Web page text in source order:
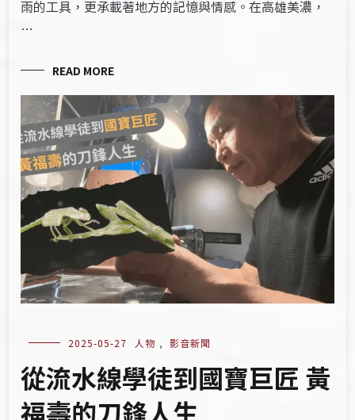
雨的工具，更承載著地方的記憶與情感。在高雄美濃，
…
READ MORE
2025-05-27 人物 , 影音新聞
從流水線學徒到國寶巨匠 黃
福壽的刀鋒人生